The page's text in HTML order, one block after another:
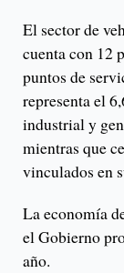
El sector de
cuenta con 12
puntos de
representa el
industrial y
mientras que
vinculados en
La economía
el Gobierno
año.